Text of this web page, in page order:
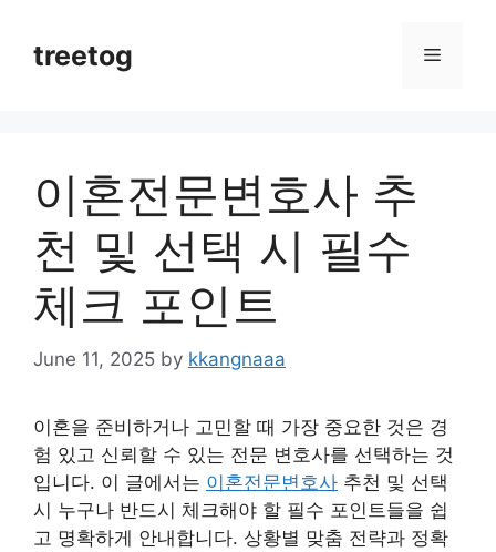
contenttreetog Menu
이혼전문변호사 추
천 및 선택 시 필수
체크 포인트
June 11, 2025 by kkangnaaa
이혼을 준비하거나 고민할 때 가장 중요한 것은 경
험 있고 신뢰할 수 있는 전문 변호사를 선택하는 것
입니다. 이 글에서는 이혼전문변호사 추천 및 선택
시 누구나 반드시 체크해야 할 필수 포인트들을 쉽
고 명확하게 안내합니다. 상황별 맞춤 전략과 정확